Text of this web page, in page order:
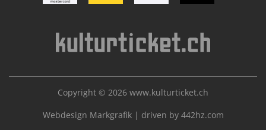
Copyright © 2026 www.kulturticket.ch
Webdesign Markgrafik | driven by 442hz.com